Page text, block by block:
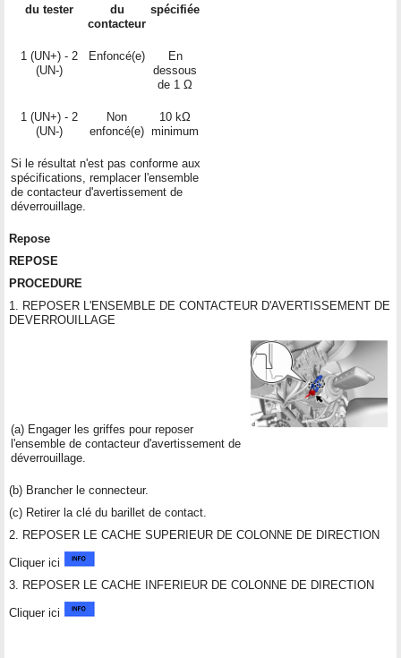
du tester
du
contacteur
spécifiée
1 (UN+) - 2
(UN-)
Enfoncé(e)
En
dessous
de 1 Ω
1 (UN+) - 2
(UN-)
Non
enfoncé(e)
10 kΩ
minimum
Si le résultat n'est pas conforme aux
spécifications, remplacer l'ensemble
de contacteur d'avertissement de
déverrouillage.
Repose
REPOSE
PROCEDURE
1. REPOSER L'ENSEMBLE DE CONTACTEUR D'AVERTISSEMENT DE
DEVERROUILLAGE
(a) Engager les griffes pour reposer
l'ensemble de contacteur d'avertissement de
déverrouillage.
(b) Brancher le connecteur.
(c) Retirer la clé du barillet de contact.
2. REPOSER LE CACHE SUPERIEUR DE COLONNE DE DIRECTION
Cliquer ici
3. REPOSER LE CACHE INFERIEUR DE COLONNE DE DIRECTION
Cliquer ici